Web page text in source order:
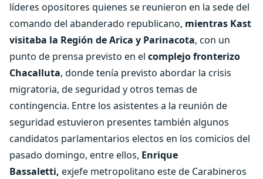
líderes opositores quienes se reunieron en la sede del
comando del abanderado republicano, mientras Kast
visitaba la Región de Arica y Parinacota, con un
punto de prensa previsto en el complejo fronterizo
Chacalluta, donde tenía previsto abordar la crisis
migratoria, de seguridad y otros temas de
contingencia. Entre los asistentes a la reunión de
seguridad estuvieron presentes también algunos
candidatos parlamentarios electos en los comicios del
pasado domingo, entre ellos, Enrique
Bassaletti, exjefe metropolitano este de Carabineros